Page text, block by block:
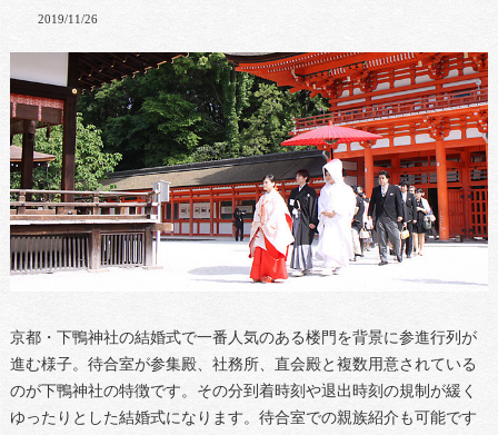
2019/11/26
京都・下鴨神社の結婚式で一番人気のある楼門を背景に参進行列が
進む様子。待合室が参集殿、社務所、直会殿と複数用意されている
のが下鴨神社の特徴です。その分到着時刻や退出時刻の規制が緩く
ゆったりとした結婚式になります。待合室での親族紹介も可能です